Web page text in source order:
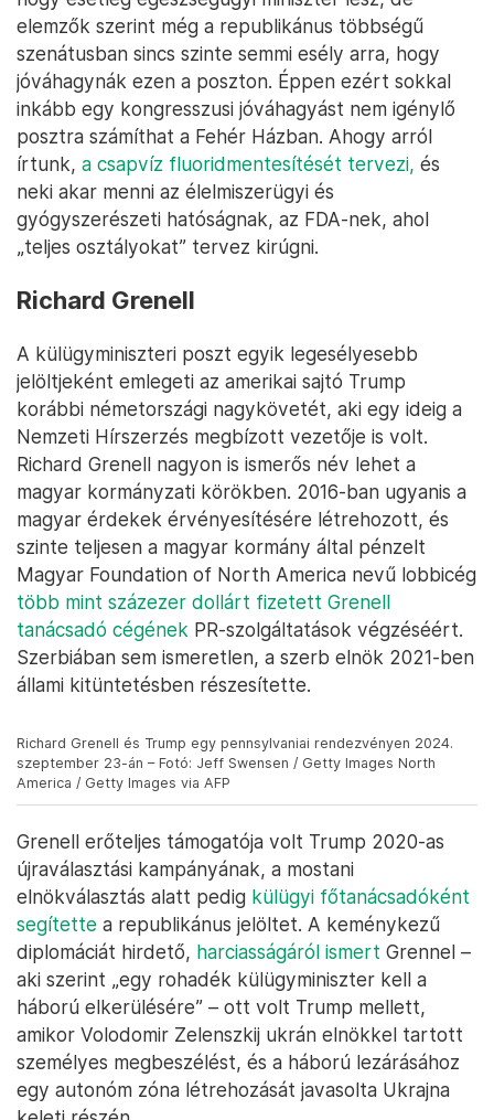
elemzők szerint még a republikánus többségű
szenátusban sincs szinte semmi esély arra, hogy
jóváhagynák ezen a poszton. Éppen ezért sokkal
inkább egy kongresszusi jóváhagyást nem igénylő
posztra számíthat a Fehér Házban. Ahogy arról
írtunk, a csapvíz fluoridmentesítését tervezi, és
neki akar menni az élelmiszerügyi és
gyógyszerészeti hatóságnak, az FDA-nek, ahol
„teljes osztályokat” tervez kirúgni.
Richard Grenell
A külügyminiszteri poszt egyik legesélyesebb
jelöltjeként emlegeti az amerikai sajtó Trump
korábbi németországi nagykövetét, aki egy ideig a
Nemzeti Hírszerzés megbízott vezetője is volt.
Richard Grenell nagyon is ismerős név lehet a
magyar kormányzati körökben. 2016-ban ugyanis a
magyar érdekek érvényesítésére létrehozott, és
szinte teljesen a magyar kormány által pénzelt
Magyar Foundation of North America nevű lobbicég
több mint százezer dollárt fizetett Grenell
tanácsadó cégének PR-szolgáltatások végzéséért.
Szerbiában sem ismeretlen, a szerb elnök 2021-ben
állami kitüntetésben részesítette.
Richard Grenell és Trump egy pennsylvaniai rendezvényen 2024.
szeptember 23-án – Fotó: Jeff Swensen / Getty Images North
America / Getty Images via AFP